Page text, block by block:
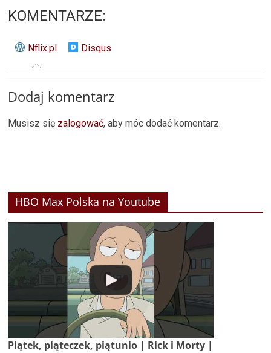
KOMENTARZE:
Nflix.pl Disqus
Dodaj komentarz
Musisz się zalogować, aby móc dodać komentarz.
HBO Max Polska na Youtube
Piątek, piąteczek, piątunio | Rick i Morty |